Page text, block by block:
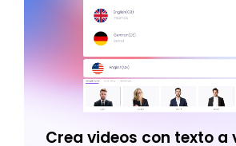
Crea videos con texto a